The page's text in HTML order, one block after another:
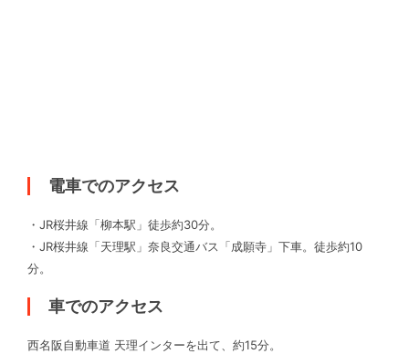
電車でのアクセス
・JR桜井線「柳本駅」徒歩約30分。
・JR桜井線「天理駅」奈良交通バス「成願寺」下車。徒歩約10
分。
車でのアクセス
西名阪自動車道 天理インターを出て、約15分。